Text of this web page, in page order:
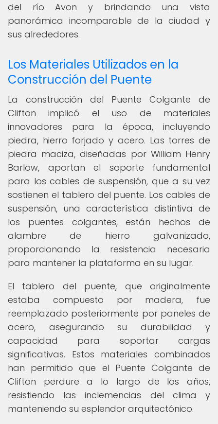
del río Avon y brindando una vista
panorámica incomparable de la ciudad y
sus alrededores.
Los Materiales Utilizados en la
Construcción del Puente
La construcción del Puente Colgante de
Clifton implicó el uso de materiales
innovadores para la época, incluyendo
piedra, hierro forjado y acero. Las torres de
piedra maciza, diseñadas por William Henry
Barlow, aportan el soporte fundamental
para los cables de suspensión, que a su vez
sostienen el tablero del puente. Los cables de
suspensión, una característica distintiva de
los puentes colgantes, están hechos de
alambre de hierro galvanizado,
proporcionando la resistencia necesaria
para mantener la plataforma en su lugar.
El tablero del puente, que originalmente
estaba compuesto por madera, fue
reemplazado posteriormente por paneles de
acero, asegurando su durabilidad y
capacidad para soportar cargas
significativas. Estos materiales combinados
han permitido que el Puente Colgante de
Clifton perdure a lo largo de los años,
resistiendo las inclemencias del clima y
manteniendo su esplendor arquitectónico.